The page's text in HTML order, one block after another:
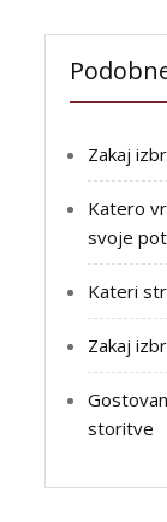
Zakaj
Katero
svoje
Kateri
Zakaj
storitve